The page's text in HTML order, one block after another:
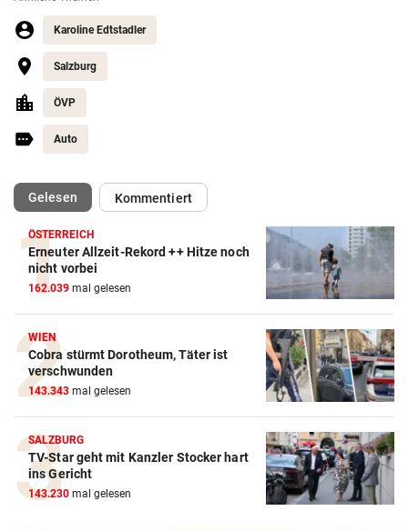
Karoline Edtstadler
Salzburg
ÖVP
Auto
Gelesen(ausgewählt)Kommentiert
ÖSTERREICH
Erneuter Allzeit-Rekord ++ Hitze noch
nicht vorbei
162.039 mal gelesen
WIEN
Cobra stürmt Dorotheum, Täter ist
verschwunden
143.343 mal gelesen
SALZBURG
TV-Star geht mit Kanzler Stocker hart
ins Gericht
143.230 mal gelesen